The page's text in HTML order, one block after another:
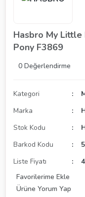
Hasbro My
Pony F3869
0 Değerlendirme
Kategori
Marka
Stok Kodu
Barkod Kodu
Liste Fiyatı
Ürüne Yorum Yap